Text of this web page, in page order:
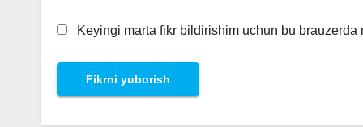
Keyingi marta fikr bildirishim uchun bu